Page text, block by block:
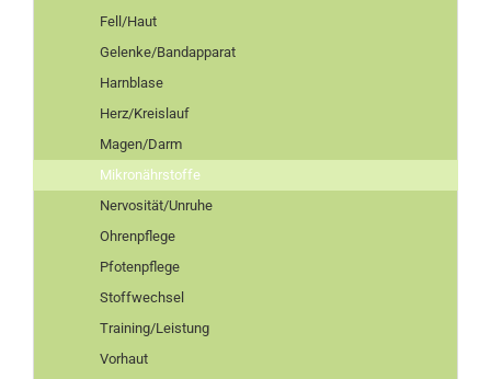
Fell/Haut
Gelenke/Bandapparat
Harnblase
Herz/Kreislauf
Magen/Darm
Mikronährstoffe
Nervosität/Unruhe
Ohrenpflege
Pfotenpflege
Stoffwechsel
Training/Leistung
Vorhaut